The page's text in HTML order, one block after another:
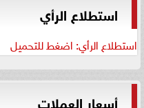
استطلاع الرأي
استطلاع الرأي: اضغط للتحميل
أسعار العملات